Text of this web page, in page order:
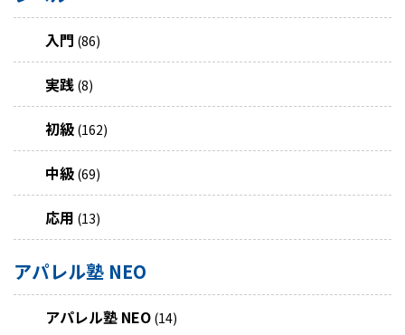
入門 (86)
実践 (8)
初級 (162)
中級 (69)
応用 (13)
アパレル塾 NEO
アパレル塾 NEO (14)